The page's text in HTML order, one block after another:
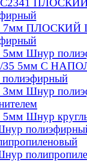
7мм ПЛОСКИЙ
5мм Шнур
35 5мм С
3мм Шнур
5мм Шнур